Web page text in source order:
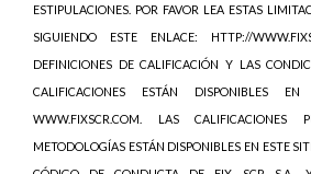
ESTIPULACIONES. POR FAVOR LEA ESTAS
SIGUIENDO ESTE ENLACE: HTTP://
DEFINICIONES DE CALIFICACIÓN Y LAS
CALIFICACIONES ESTÁN DISPONIBLES
WWW.FIXSCR.COM. LAS CALIFICACIONES
METODOLOGÍAS ESTÁN DISPONIBLES EN ESTE